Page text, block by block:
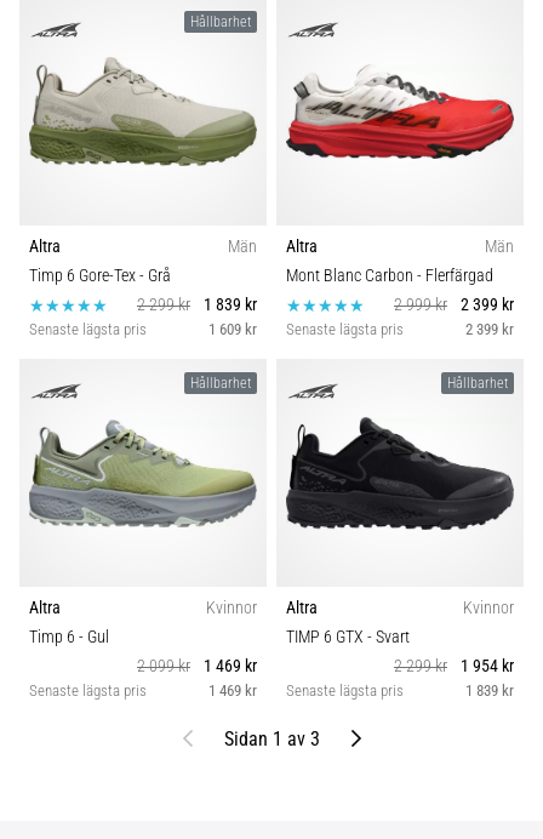
Hållbarhet
Altra
Män
Timp 6 Gore-Tex- Grå
2 299 kr
1 839 kr
Senaste lägsta pris 1 609 kr
Altra
Män
Mont Blanc Carbon - Flerfärgad
2 999 kr
2 399 kr
Senaste lägsta pris 2 399 kr
Hållbarhet
Altra
Kvinnor
Timp 6 - Gul
2 099 kr
1 469 kr
Senaste lägsta pris 1 469 kr
Hållbarhet
Altra
Kvinnor
TIMP 6 GTX - Svart
2 299 kr
1 954 kr
Senaste lägsta pris 1 839 kr
Föregående
Sidan 1 av 3 Nästa